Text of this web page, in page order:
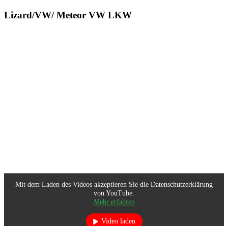
Lizard/VW/ Meteor VW LKW
Mit dem Laden des Videos akzeptieren Sie die Datenschutzerklärung
von YouTube.
Mehr erfahren
Video laden